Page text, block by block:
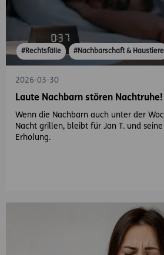
#Rechtsfälle #Nachbarschaft & Haustiere
2026-03-30
Laute Nachbarn stören Nachtruhe!
Wenn die Nachbarn auch unter der
Nacht grillen, bleibt für Jan T. und
Erholung.